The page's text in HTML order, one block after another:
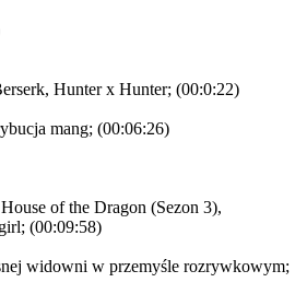
Hunter x Hunter; (00:0:22)
mang; (00:06:26)
of the Dragon (Sezon 3),
(00:09:58)
widowni w przemyśle rozrywkowym;